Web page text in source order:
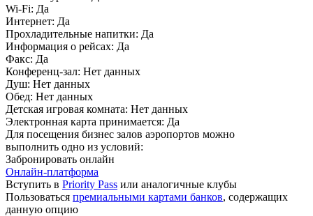
Wi-Fi: Да
Интернет: Да
Прохладительные напитки: Да
Информация о рейсах: Да
Факс: Да
Конференц-зал: Нет данных
Душ: Нет данных
Обед: Нет данных
Детская игровая комната: Нет данных
Электронная карта принимается: Да
Для посещения бизнес залов аэропортов можно
выполнить одно из условий:
Забронировать онлайн
Онлайн-платформа
Вступить в Priority Pass или аналогичные клубы
Пользоваться премиальными картами банков, содержащих
данную опцию